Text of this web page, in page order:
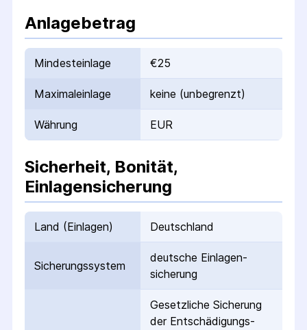
Anlagebetrag
Mindesteinlage €25
Maximaleinlage keine (unbegrenzt)
Währung EUR
Sicherheit, Bonität,
Einlagensicherung
Land (Einlagen) Deutschland
Sicherungs­system
deutsche Einlagen­
sicherung
Gesetzliche Sicherung
der Entschädigungs­